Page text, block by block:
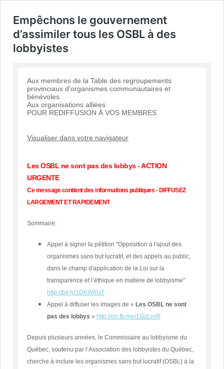
Empêchons le gouvernement
d’assimiler tous les OSBL à des
lobbyistes
Aux membres de la Table des regroupements
provinciaux d'organismes communautaires et
bénévoles
Aux organisations alliées
POUR REDIFFUSION À VOS MEMBRES
Visualiser dans votre navigateur
Les OSBL ne sont pas des lobbys - ACTION
URGENTE
Ce message contient des informations publiques - DIFFUSEZ
LARGEMENT ET RAPIDEMENT
Sommaire:
Appel à signer la pétition "Opposition à l'ajout des
organismes sans but lucratif, et des appels au public,
dans le champ d'application de la Loi sur la
transparence et l’éthique en matière de lobbyisme"
http://bit.ly/1DKW8UT
Appel à diffuser les images de « Les OSBL ne sont
pas des lobbys » http://on.fb.me/1GzLroR
Depuis plusieurs années, le Commissaire au lobbyisme du
Québec, soutenu par l’Association des lobbyistes du Québec,
cherche à inclure les organismes sans but lucratif (OSBL) à la